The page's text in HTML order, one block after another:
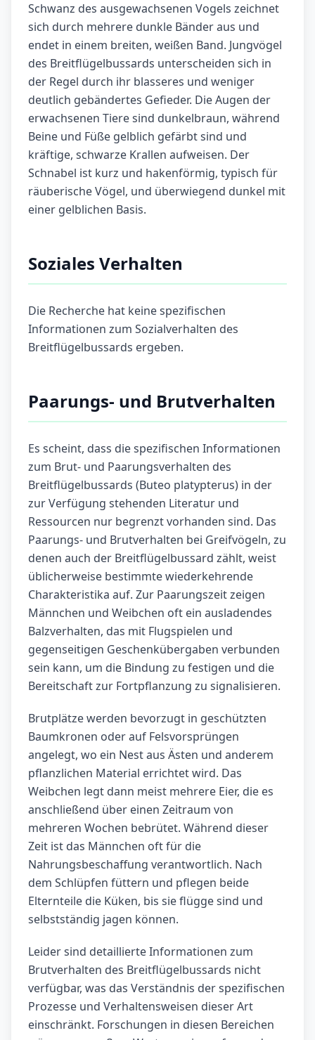
Schwanz des ausgewachsenen Vogels zeichnet
sich durch mehrere dunkle Bänder aus und
endet in einem breiten, weißen Band. Jungvögel
des Breitflügelbussards unterscheiden sich in
der Regel durch ihr blasseres und weniger
deutlich gebändertes Gefieder. Die Augen der
erwachsenen Tiere sind dunkelbraun, während
Beine und Füße gelblich gefärbt sind und
kräftige, schwarze Krallen aufweisen. Der
Schnabel ist kurz und hakenförmig, typisch für
räuberische Vögel, und überwiegend dunkel mit
einer gelblichen Basis.
Soziales Verhalten
Die Recherche hat keine spezifischen
Informationen zum Sozialverhalten des
Breitflügelbussards ergeben.
Paarungs- und Brutverhalten
Es scheint, dass die spezifischen Informationen
zum Brut- und Paarungsverhalten des
Breitflügelbussards (Buteo platypterus) in der
zur Verfügung stehenden Literatur und
Ressourcen nur begrenzt vorhanden sind. Das
Paarungs- und Brutverhalten bei Greifvögeln, zu
denen auch der Breitflügelbussard zählt, weist
üblicherweise bestimmte wiederkehrende
Charakteristika auf. Zur Paarungszeit zeigen
Männchen und Weibchen oft ein ausladendes
Balzverhalten, das mit Flugspielen und
gegenseitigen Geschenkübergaben verbunden
sein kann, um die Bindung zu festigen und die
Bereitschaft zur Fortpflanzung zu signalisieren.
Brutplätze werden bevorzugt in geschützten
Baumkronen oder auf Felsvorsprüngen
angelegt, wo ein Nest aus Ästen und anderem
pflanzlichen Material errichtet wird. Das
Weibchen legt dann meist mehrere Eier, die es
anschließend über einen Zeitraum von
mehreren Wochen bebrütet. Während dieser
Zeit ist das Männchen oft für die
Nahrungsbeschaffung verantwortlich. Nach
dem Schlüpfen füttern und pflegen beide
Elternteile die Küken, bis sie flügge sind und
selbstständig jagen können.
Leider sind detaillierte Informationen zum
Brutverhalten des Breitflügelbussards nicht
verfügbar, was das Verständnis der spezifischen
Prozesse und Verhaltensweisen dieser Art
einschränkt. Forschungen in diesen Bereichen